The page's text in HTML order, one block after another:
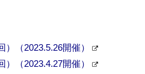
（2023.5.26開催）
（2023.4.27開催）